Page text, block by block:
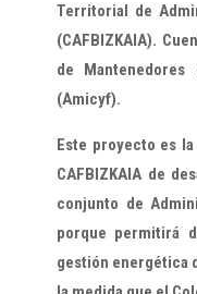
Territorial de
(CAFBIZKAIA).
de
(Amicyf).
Este proyecto es
CAFBIZKAIA de
conjunto de
porque permitirá
gestión energética